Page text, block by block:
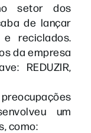
setor dos
de lançar
reciclados.
da empresa
REDUZIR,
um
como: